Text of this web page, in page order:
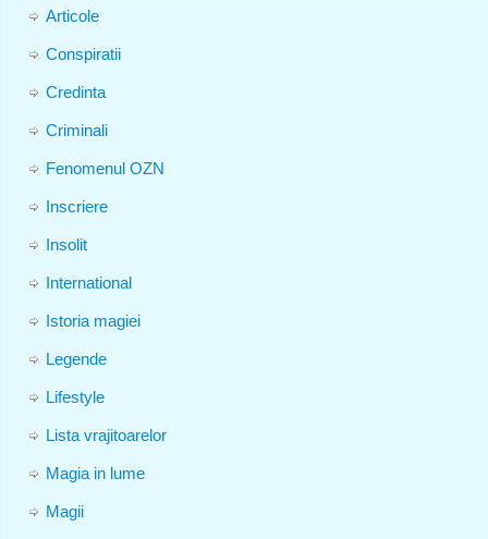
Articole
Conspiratii
Credinta
Criminali
Fenomenul OZN
Inscriere
Insolit
International
Istoria magiei
Legende
Lifestyle
Lista vrajitoarelor
Magia in lume
Magii